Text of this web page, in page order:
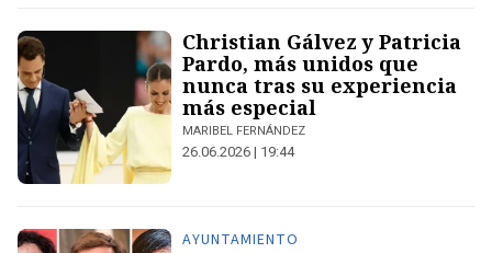
Christian Gálvez y Patricia
Pardo, más unidos que
nunca tras su experiencia
más especial
MARIBEL FERNÁNDEZ
26.06.2026 | 19:44
AYUNTAMIENTO